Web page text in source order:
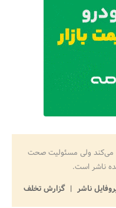
می‌کند ولی مسئولیت صحت
ناشر است.
ناشر
گزارش تخلف